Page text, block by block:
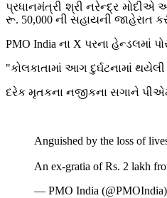
પ્રધાનમંત્રી શ્રી નરેન્દ્ર મોદીએ
રૂ. 50,000 ની સહાયની જાહેરાત
PMO India ના X પરના હેન્ડલમાં
"કોલકાતામાં આગ દુર્ઘટનામાં
દરેક મૃતકના નજીકના સગાને
Anguished by the loss of
An ex-gratia of Rs. 2 lakh
— PMO India (@PMOIndia)